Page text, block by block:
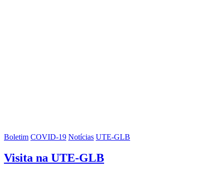
Boletim COVID-19 Notícias UTE-GLB
Visita na UTE-GLB